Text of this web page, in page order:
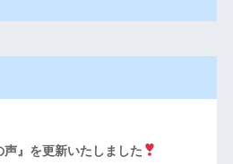
声』を更新いたしました